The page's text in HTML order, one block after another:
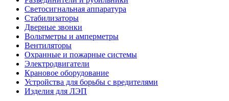
Светосигнальная аппаратура
Стабилизаторы
Дверные звонки
Вольтметры и амперметры
Вентиляторы
Охранные и пожарные системы
Электродвигатели
Крановое оборудование
Устройства для борьбы с вредителями
Изделия для ЛЭП